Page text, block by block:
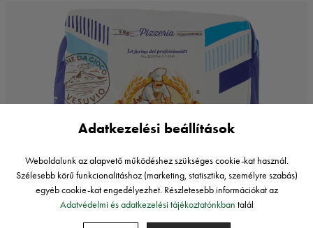
Adatkezelési beállítások
Weboldalunk az alapvető működéshez szükséges cookie-kat használ.
Szélesebb körű funkcionalitáshoz (marketing, statisztika, személyre szabás)
egyéb cookie-kat engedélyezhet. Részletesebb információkat az
Adatvédelmi és adatkezelési tájékoztatónkban talál